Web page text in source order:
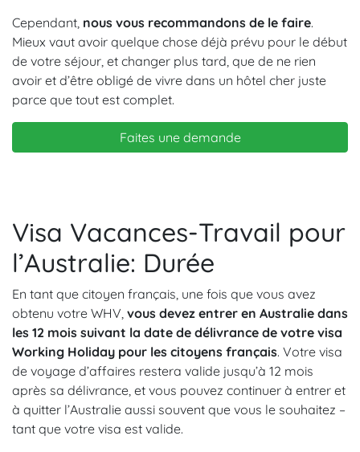
Cependant, nous vous recommandons de le faire.
Mieux vaut avoir quelque chose déjà prévu pour le début
de votre séjour, et changer plus tard, que de ne rien
avoir et d’être obligé de vivre dans un hôtel cher juste
parce que tout est complet.
Faites une demande
Visa Vacances-Travail pour
l’Australie: Durée
En tant que citoyen français, une fois que vous avez
obtenu votre WHV, vous devez entrer en Australie dans
les 12 mois suivant la date de délivrance de votre visa
Working Holiday pour les citoyens français. Votre visa
de voyage d’affaires restera valide jusqu’à 12 mois
après sa délivrance, et vous pouvez continuer à entrer et
à quitter l’Australie aussi souvent que vous le souhaitez –
tant que votre visa est valide.